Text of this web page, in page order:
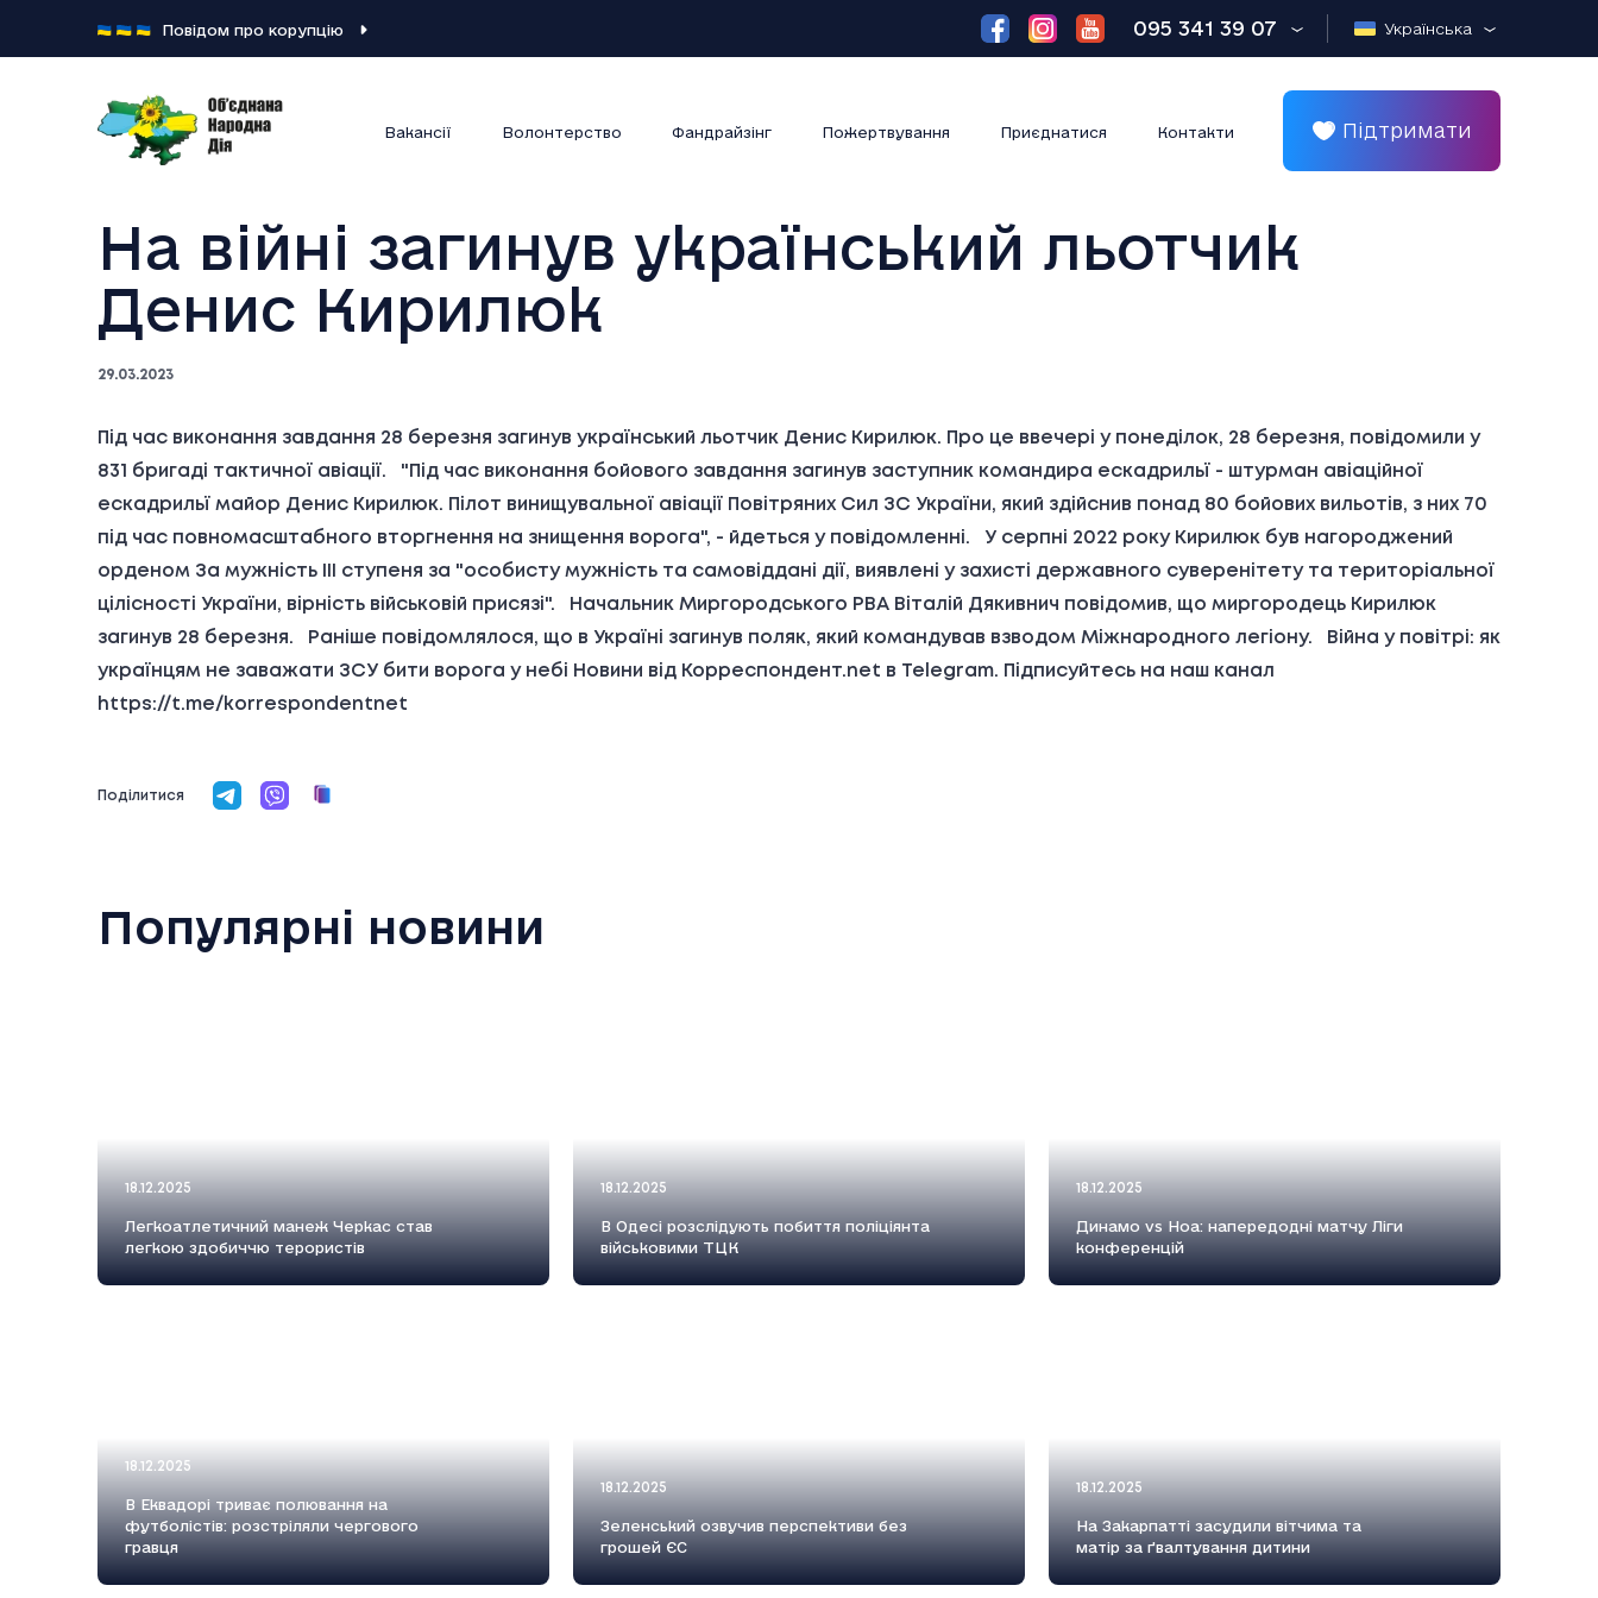
Повідом про корупцію 095 341 39 07 Українська
Вакансії Волонтерство Фандрайзінг Пожертвування Приєднатися Контакти Підтримати
На війні загинув український льотчик
Денис Кирилюк
29.03.2023
Під час виконання завдання 28 березня загинув український льотчик Денис Кирилюк. Про це ввечері у понеділок, 28 березня, повідомили у
831 бригаді тактичної авіації. "Під час виконання бойового завдання загинув заступник командира ескадрильї - штурман авіаційної
ескадрильї майор Денис Кирилюк. Пілот винищувальної авіації Повітряних Сил ЗС України, який здійснив понад 80 бойових вильотів, з них 70
під час повномасштабного вторгнення на знищення ворога", - йдеться у повідомленні. У серпні 2022 року Кирилюк був нагороджений
орденом За мужність ІІІ ступеня за "особисту мужність та самовіддані дії, виявлені у захисті державного суверенітету та територіальної
цілісності України, вірність військовій присязі". Начальник Миргородського РВА Віталій Дякивнич повідомив, що миргородець Кирилюк
загинув 28 березня. Раніше повідомлялося, що в Україні загинув поляк, який командував взводом Міжнародного легіону. Війна у повітрі: як
українцям не заважати ЗСУ бити ворога у небі Новини від Корреспондент.net в Telegram. Підписуйтесь на наш канал
https://t.me/korrespondentnet
Поділитися
Популярні новини
18.12.2025
Легкоатлетичний манеж Черкас став
легкою здобиччю терористів
18.12.2025
В Одесі розслідують побиття поліціянта
військовими ТЦК
18.12.2025
Динамо vs Ноа: напередодні матчу Ліги
конференцій
18.12.2025
В Еквадорі триває полювання на
футболістів: розстріляли чергового
гравця
18.12.2025
Зеленський озвучив перспективи без
грошей ЄС
18.12.2025
На Закарпатті засудили вітчима та
матір за ґвалтування дитини